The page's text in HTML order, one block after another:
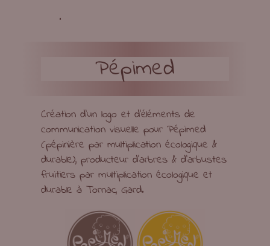
.
Pépimed
Création d’un logo et d’éléments de
communication visuelle pour Pépimed
(pépinière par multiplication écologique &
durable), producteur d’arbres & d’arbustes
fruitiers par multiplication écologique et
durable à Tornac, Gard.